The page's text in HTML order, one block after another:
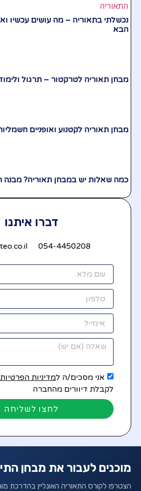
נכשלתי בתאוריה – מה עושים עכשיו
הבא
מבחן תאוריה לטרקטור – תרגול
מבחן תאוריה לקטנוע ואופניים
כמה שאלות יש במבחן תאוריה?
דברו איתנו
054-4450208
אני מסכים/ה למדיניות
לקבלת דיוורים מהחברה
לחצו לשליחה
מוכנים לעבור את מבחן
הצטרפו לקורס התאוריה האונליין בהדרכת